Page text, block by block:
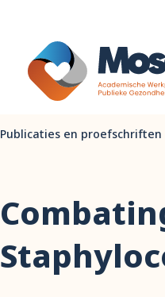
Publicaties en proefschriften